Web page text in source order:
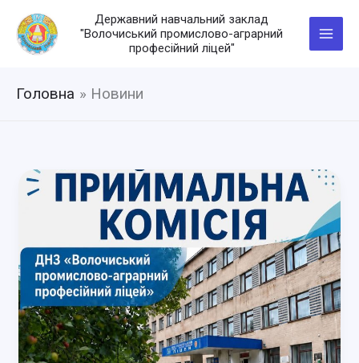
вмісту
Державний навчальний заклад
"Волочиський промислово-аграрний
професійний ліцей"
Головна Новини